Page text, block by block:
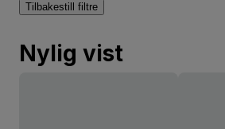
Tilbakestill filtre
Nylig vist